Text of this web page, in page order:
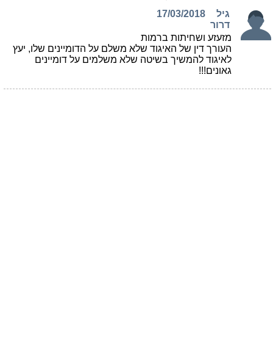
גיל
דרור
17/03/2018
מזעזע ושחיתות ברמות
העורך דין של האיגוד שלא משלם על הדומיינים שלו, יעץ
לאיגוד להמשיך בשיטה שלא משלמים על דומיינים
גאונים!!!